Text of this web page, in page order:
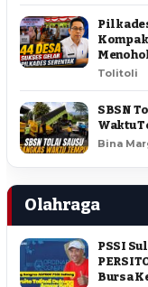
Tolitoli
SBSN
Waktu
Bina
Olahraga
PSSI
Bursa